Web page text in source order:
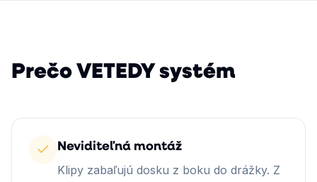
Prečo VETEDY systém
Neviditeľná montáž
Klipy zabaľujú dosku z boku do drážky. Z